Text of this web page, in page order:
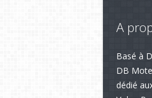
A
Basé à
DB
dédié